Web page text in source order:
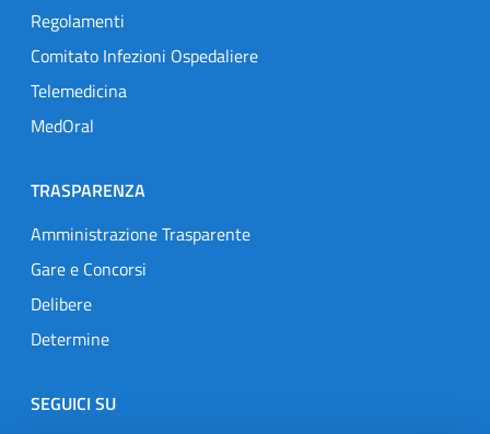
Regolamenti
Comitato Infezioni Ospedaliere
Telemedicina
MedOral
TRASPARENZA
Amministrazione Trasparente
Gare e Concorsi
Delibere
Determine
SEGUICI SU